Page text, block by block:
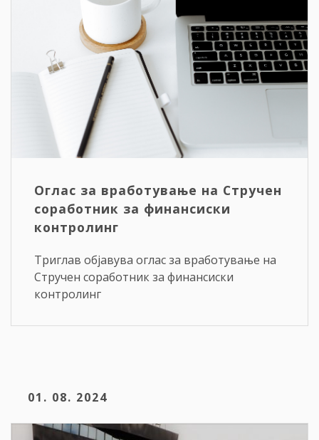
Оглас за вработување на Стручен
соработник за финансиски
контролинг
Триглав објавува оглас за вработување на
Стручен соработник за финансиски
контролинг
01. 08. 2024